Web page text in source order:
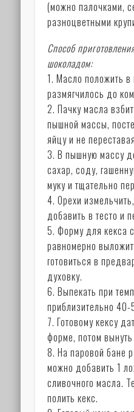
(можно палочками,
разноцветными
Способ
шоколадом:
1. Масло положить в
размягчилось до
2. Пачку масла
пышной массы,
яйцу и не
3. В пышную массу
сахар, соду,
муку и тщательно
4. Орехи
добавить в тесто и
5. Форму для кекса
равномерно
готовиться в
духовку.
6. Выпекать при
приблизительно 40-
7. Готовому кексу
форме, потом
8. На паровой бане
можно добавить 1
сливочного масла.
полить кекс.